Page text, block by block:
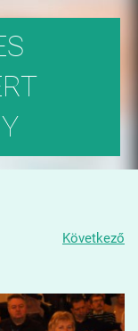
Következő